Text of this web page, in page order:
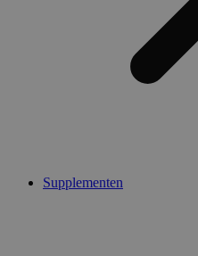
Supplementen